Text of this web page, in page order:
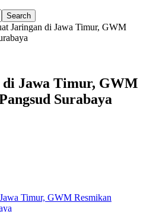
Jaringan di Jawa Timur, GWM
Jawa Timur, GWM
Surabaya